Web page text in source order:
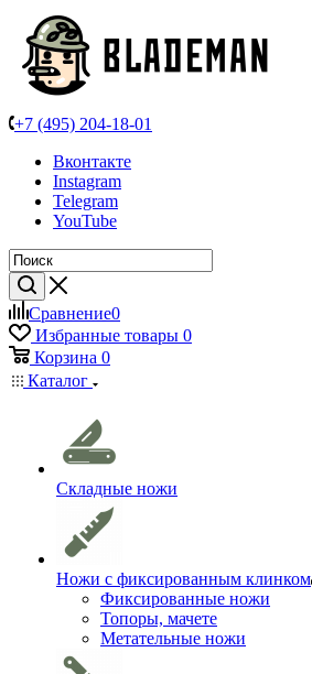
+7 (495) 204-18-01
Вконтакте
Instagram
Telegram
YouTube
Сравнение0
Избранные товары 0
Корзина 0
Каталог
Складные ножи
Ножи с фиксированным клинком
Фиксированные ножи
Топоры, мачете
Метательные ножи